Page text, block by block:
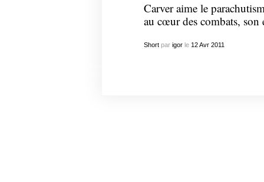
Carver aime le
au cœur des combats, son
Shortpar igorle 12 Avr 2011